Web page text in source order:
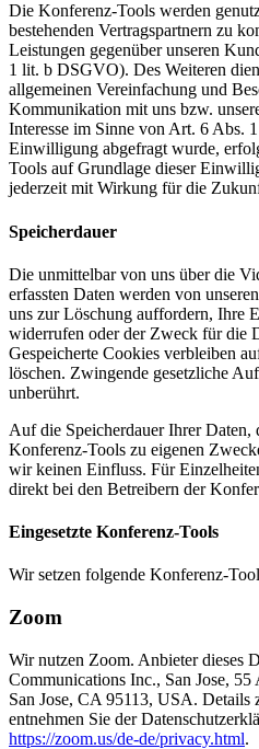
Die Konferenz-Tools werden
bestehenden Vertragspartnern zu
Leistungen gegenüber unseren
1 lit. b DSGVO). Des Weiteren
allgemeinen Vereinfachung und
Kommunikation mit uns bzw.
Interesse im Sinne von Art. 6 Abs.
Einwilligung abgefragt wurde,
Tools auf Grundlage dieser
jederzeit mit Wirkung für die
Speicherdauer
Die unmittelbar von uns über die
erfassten Daten werden von
uns zur Löschung auffordern, Ihre
widerrufen oder der Zweck für die
Gespeicherte Cookies verbleiben
löschen. Zwingende gesetzliche
unberührt.
Auf die Speicherdauer Ihrer Daten,
Konferenz-Tools zu eigenen
wir keinen Einfluss. Für
direkt bei den Betreibern der
Eingesetzte Konferenz-Tools
Wir setzen folgende Konferenz-
Zoom
Wir nutzen Zoom. Anbieter dieses
Communications Inc., San Jose,
San Jose, CA 95113, USA. Details
entnehmen Sie der
https://zoom.us/de-de/privacy.html.